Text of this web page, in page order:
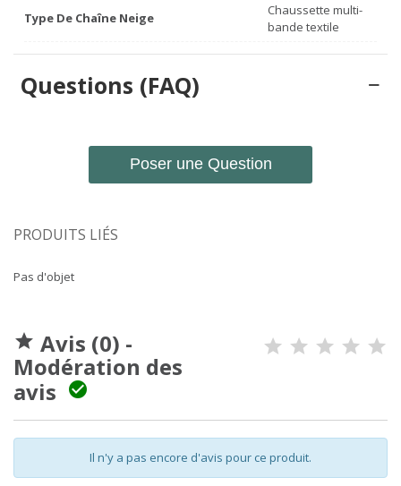
Type De Chaîne Neige
Chaussette multi-
bande textile
Questions (FAQ)
Poser une Question
PRODUITS LIÉS
Pas d'objet
 Avis (0) -
Modération des
avis

Il n'y a pas encore d'avis pour ce produit.